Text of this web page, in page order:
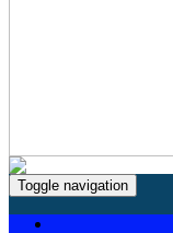
Toggle navigation